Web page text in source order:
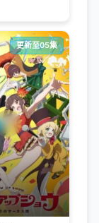
更新至05集